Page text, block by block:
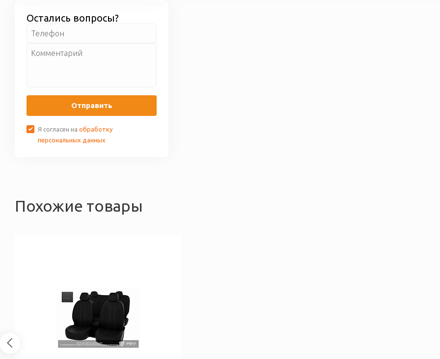
бракованный товар, мы его
обмениваем вам. Более
подробные условия по гарантии
и возврат
Остались вопросы?
Отправить
Я согласен на обработку
персональных данных
Похожие товары